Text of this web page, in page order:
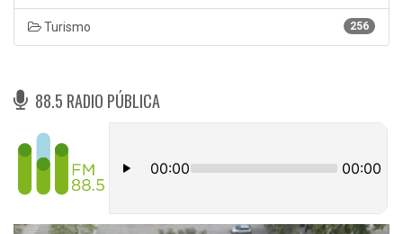
256
Turismo
88.5 RADIO PÚBLICA